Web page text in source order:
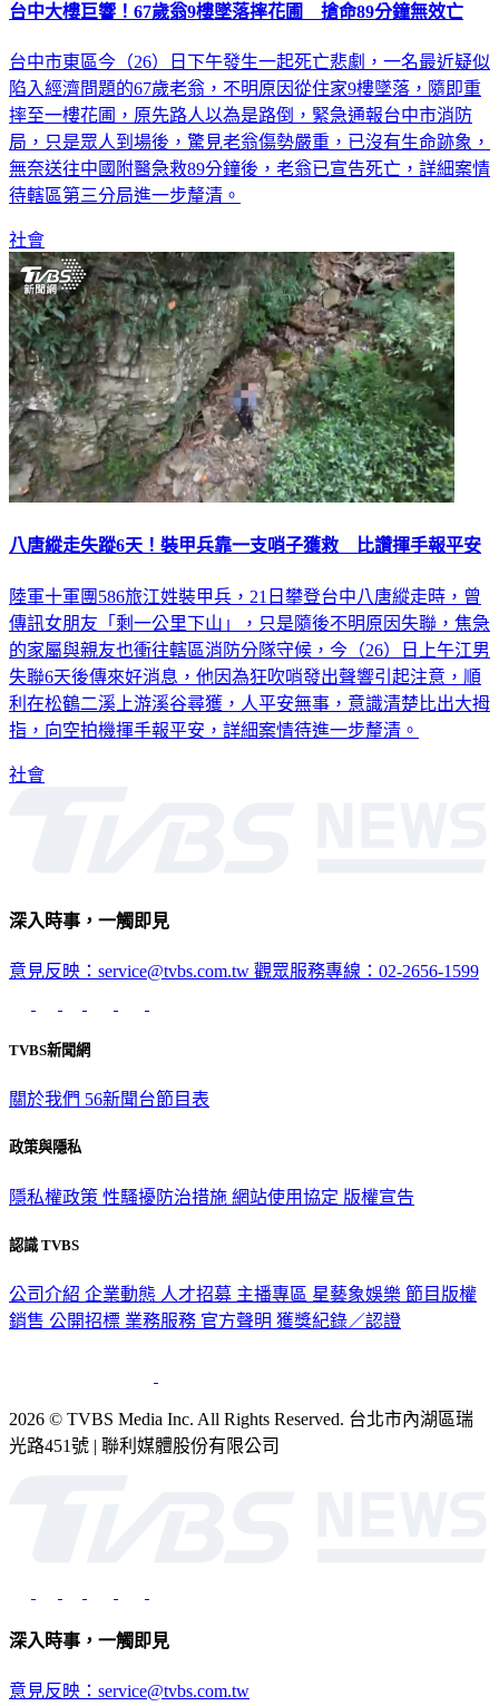
台中大樓巨響！67歲翁9樓墜落摔花圃 搶命89分鐘無效亡
台中市東區今（26）日下午發生一起死亡悲劇，一名最近疑似
陷入經濟問題的67歲老翁，不明原因從住家9樓墜落，隨即重
摔至一樓花圃，原先路人以為是路倒，緊急通報台中市消防
局，只是眾人到場後，驚見老翁傷勢嚴重，已沒有生命跡象，
無奈送往中國附醫急救89分鐘後，老翁已宣告死亡，詳細案情
待轄區第三分局進一步釐清。
社會
八唐縱走失蹤6天！裝甲兵靠一支哨子獲救 比讚揮手報平安
陸軍十軍團586旅江姓裝甲兵，21日攀登台中八唐縱走時，曾
傳訊女朋友「剩一公里下山」，只是隨後不明原因失聯，焦急
的家屬與親友也衝往轄區消防分隊守候，今（26）日上午江男
失聯6天後傳來好消息，他因為狂吹哨發出聲響引起注意，順
利在松鶴二溪上游溪谷尋獲，人平安無事，意識清楚比出大拇
指，向空拍機揮手報平安，詳細案情待進一步釐清。
社會
深入時事，一觸即見
意見反映：service@tvbs.com.tw 觀眾服務專線：02-2656-1599
TVBS新聞網
關於我們 56新聞台節目表
政策與隱私
隱私權政策 性騷擾防治措施 網站使用協定 版權宣告
認識 TVBS
公司介紹 企業動態 人才招募 主播專區 星藝象娛樂 節目版權
銷售 公開招標 業務服務 官方聲明 獲獎紀錄／認證
2026 © TVBS Media Inc. All Rights Reserved. 台北市內湖區瑞
光路451號 | 聯利媒體股份有限公司
深入時事，一觸即見
意見反映：service@tvbs.com.tw